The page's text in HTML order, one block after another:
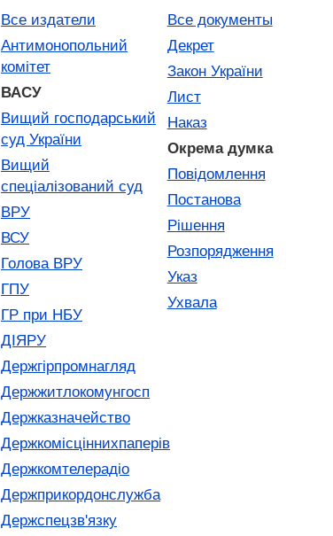
Все издатели
Антимонопольний
комітет
ВАСУ
Вищий господарський
суд України
Вищий
спеціалізований суд
ВРУ
ВСУ
Голова ВРУ
ГПУ
ГР при НБУ
ДІЯРУ
Держгірпромнагляд
Держжитлокомунгосп
Держказначейство
Держкомісціннихпаперів
Держкомтелерадіо
Держприкордонслужба
Держспецзв'язку
Все документы
Декрет
Закон України
Лист
Наказ
Окрема думка
Повідомлення
Постанова
Рішення
Розпорядження
Указ
Ухвала